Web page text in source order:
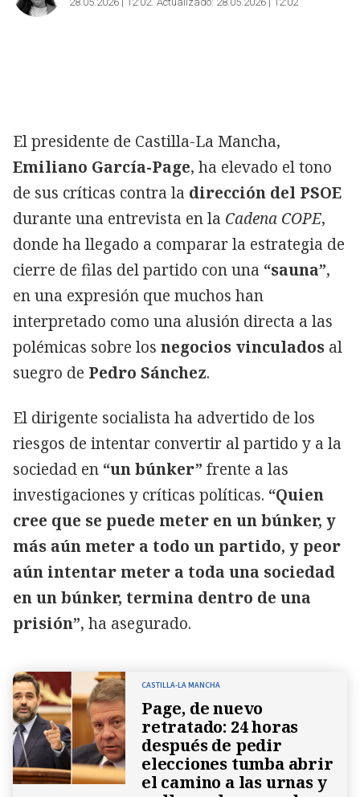
El presidente de Castilla-La Mancha,
Emiliano García-Page, ha elevado el tono
de sus críticas contra la dirección del PSOE
durante una entrevista en la Cadena COPE,
donde ha llegado a comparar la estrategia de
cierre de filas del partido con una “sauna”,
en una expresión que muchos han
interpretado como una alusión directa a las
polémicas sobre los negocios vinculados al
suegro de Pedro Sánchez.
El dirigente socialista ha advertido de los
riesgos de intentar convertir al partido y a la
sociedad en “un búnker” frente a las
investigaciones y críticas políticas. “Quien
cree que se puede meter en un búnker, y
más aún meter a todo un partido, y peor
aún intentar meter a toda una sociedad
en un búnker, termina dentro de una
prisión”, ha asegurado.
CASTILLA-LA MANCHA
Page, de nuevo
retratado: 24 horas
después de pedir
elecciones tumba abrir
el camino a las urnas y